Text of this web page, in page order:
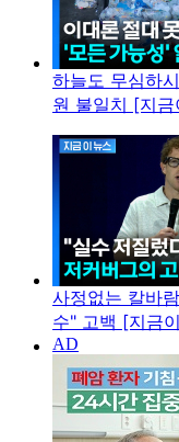
하늘도 무심하
원 불일치 [지금
사정없는 칼바
수" 고백 [지금